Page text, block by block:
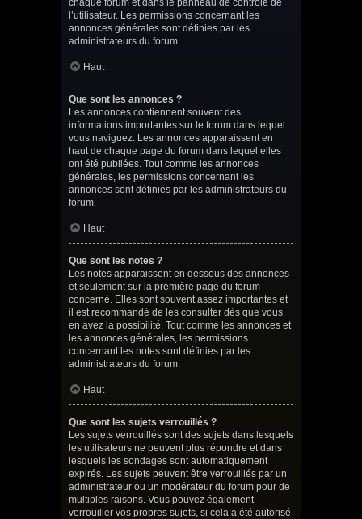
chaque forum et dans le panneau de contrôle de
l’utilisateur. Les permissions concernant les
annonces générales sont définies par les
administrateurs du forum.
Haut
Que sont les annonces ?
Les annonces contiennent souvent des
informations importantes sur le forum dans lequel
vous naviguez. Les annonces apparaissent en
haut de chaque page du forum dans lequel elles
ont été publiées. Tout comme les annonces
générales, les permissions concernant les
annonces sont définies par les administrateurs du
forum.
Haut
Que sont les notes ?
Les notes apparaissent en dessous des annonces
et seulement sur la première page du forum
concerné. Elles sont souvent assez importantes et
il est recommandé de les consulter dès que vous
en avez la possibilité. Tout comme les annonces et
les annonces générales, les permissions
concernant les notes sont définies par les
administrateurs du forum.
Haut
Que sont les sujets verrouillés ?
Les sujets verrouillés sont des sujets dans lesquels
les utilisateurs ne peuvent plus répondre et dans
lesquels les sondages sont automatiquement
expirés. Les sujets peuvent être verrouillés par un
administrateur ou un modérateur du forum pour de
multiples raisons. Vous pouvez également
verrouiller vos propres sujets, si cela a été autorisé